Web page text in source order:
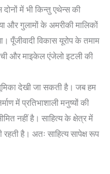
में भी किन्तु एथेन्स की
और गुलामों के अमरीकी मालिकों
पूँजीवादी विकास यूरोप के तमाम
और माइकेल एंजेलो इटली की
देखी जा सकती है। जब हम
में प्रतिभाशाली मनुष्यों की
नहीं है। साहित्य के क्षेत्र में
है। अतः साहित्य सापेक्ष रूप